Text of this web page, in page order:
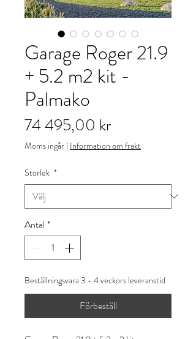
Garage Roger 21.9
+ 5.2 m2 kit -
Palmako
74 495,00 krPris
Moms ingår | Information om frakt
Storlek *
Antal *
Beställningsvara 3 - 4 veckors leveranstid
Förbeställ